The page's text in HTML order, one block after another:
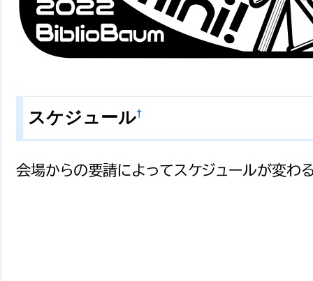
スケジュール†
会場からの要請によってスケジュールが変わ